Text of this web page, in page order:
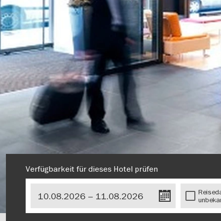
Verfügbarkeit für dieses Hotel prüfen